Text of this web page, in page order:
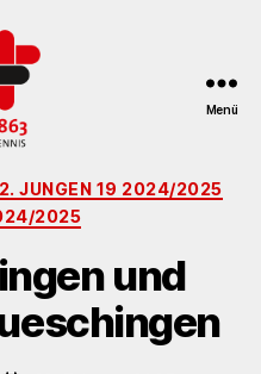
St.
Menü
Kategorien
2. JUNGEN 19 2024/2025
2025
und